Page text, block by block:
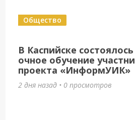
В Каспийске состоялось
очное обучение
проекта «ИнформУИК»
Общество
2 дня назад • 0 просмотров